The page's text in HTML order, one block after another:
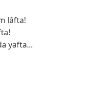
lâfta!
yafta...